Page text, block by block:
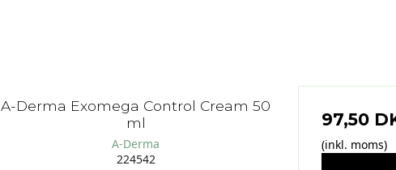
A-Derma Exomega Control Cream 50
ml
A-Derma
224542
97,50
(inkl. moms)